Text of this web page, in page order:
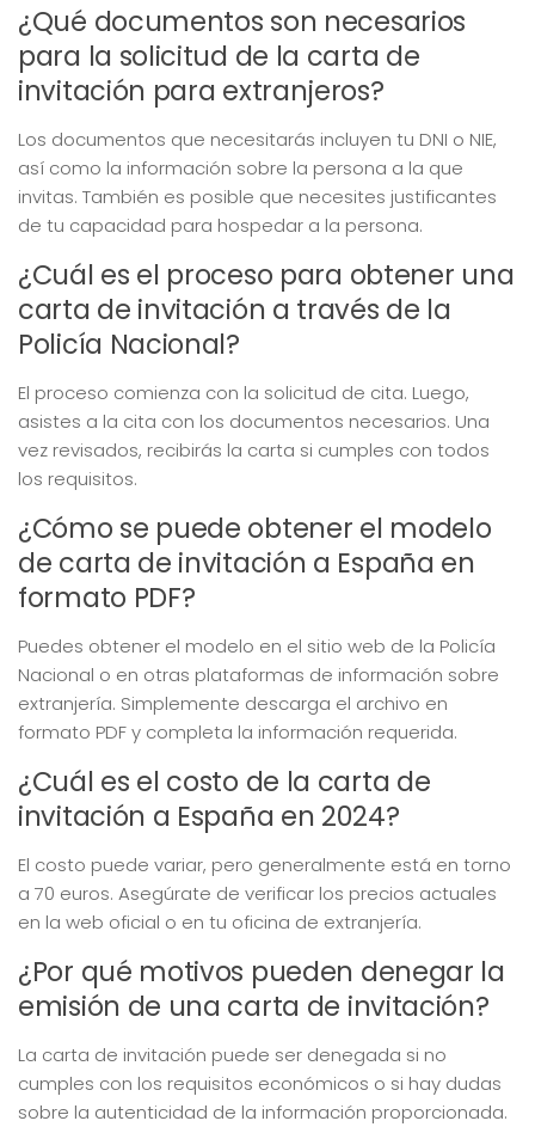
¿Qué documentos son necesarios
para la solicitud de la carta de
invitación para extranjeros?
Los documentos que necesitarás incluyen tu DNI o NIE,
así como la información sobre la persona a la que
invitas. También es posible que necesites justificantes
de tu capacidad para hospedar a la persona.
¿Cuál es el proceso para obtener una
carta de invitación a través de la
Policía Nacional?
El proceso comienza con la solicitud de cita. Luego,
asistes a la cita con los documentos necesarios. Una
vez revisados, recibirás la carta si cumples con todos
los requisitos.
¿Cómo se puede obtener el modelo
de carta de invitación a España en
formato PDF?
Puedes obtener el modelo en el sitio web de la Policía
Nacional o en otras plataformas de información sobre
extranjería. Simplemente descarga el archivo en
formato PDF y completa la información requerida.
¿Cuál es el costo de la carta de
invitación a España en 2024?
El costo puede variar, pero generalmente está en torno
a 70 euros. Asegúrate de verificar los precios actuales
en la web oficial o en tu oficina de extranjería.
¿Por qué motivos pueden denegar la
emisión de una carta de invitación?
La carta de invitación puede ser denegada si no
cumples con los requisitos económicos o si hay dudas
sobre la autenticidad de la información proporcionada.